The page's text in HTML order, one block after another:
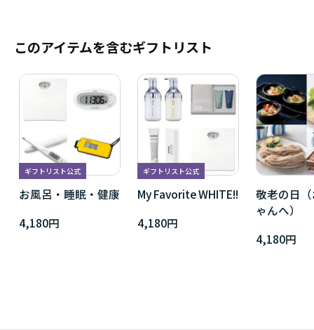
このアイテムを含むギフトリスト
ギフトリスト公式
お風呂・睡眠・健康
4,180円
ギフトリスト公式
My Favorite WHITE!!
4,180円
敬老の日
ゃんへ）
4,180円